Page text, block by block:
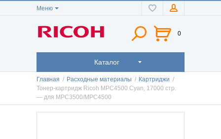
Меню
0
Каталог
Главная / Расходные материалы / Картриджи /
Тонер-картридж Ricoh MPC4500 Cyan, 17000 стр.
— для MPC3500/MPC4500